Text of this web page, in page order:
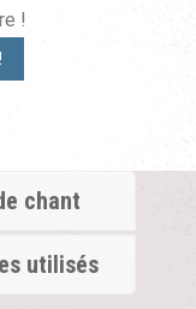
!
chant
utilisés